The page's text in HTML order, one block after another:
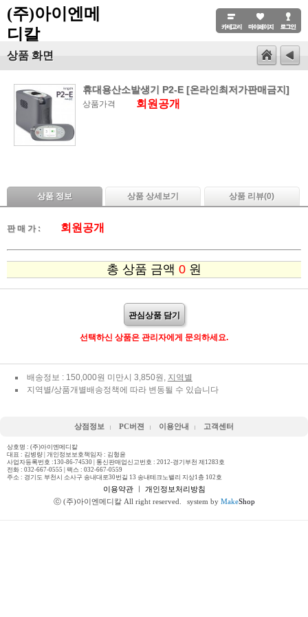
(주)아이엔메
디칼
상품 화면
휴대용산소발생기 P2-E [온라인최저가판매금지]
상품가격 회원공개
상품 정보 상품 상세보기 상품 리뷰(0)
판 매 가 : 회원공개
총 상품 금액 0 원
관심상품 담기
선택하신 상품은 관리자에게 문의하세요.
배송정보 : 150,000원 미만시 3,850원, 지역별
지역별/상품개별배송정책에 따라 변동될 수 있습니다
상점정보 PC버젼 이용안내 고객센터
상호명 : (주)아이엔메디칼
대표 : 김병량 | 개인정보보호책임자 : 김형윤
사업자등록번호 :130-86-74530 | 통신판매업신고번호 : 2012-경기부천 제1283호
전화 : 032-667-0555 | 팩스 : 032-667-0559
주소 : 경기도 부천시 소사구 송내대로30번길 13 송내테크노밸리 지상1층 102호
이용약관ㅣ 개인정보처리방침
ⓒ (주)아이엔메디칼 All right reserved.
system by MakeShop